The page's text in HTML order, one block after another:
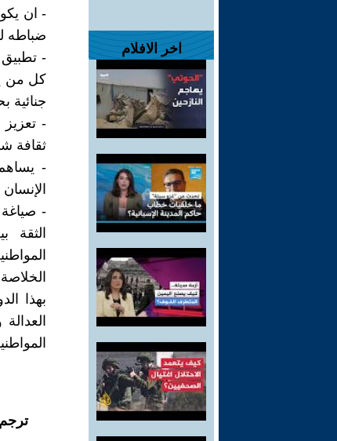
اخر الافلام
- ان
ضباطه
- تطبيق
كل من
جنائية
-
ثقافة
-
- صياغة
الثقة
الخلاصة
بهذا